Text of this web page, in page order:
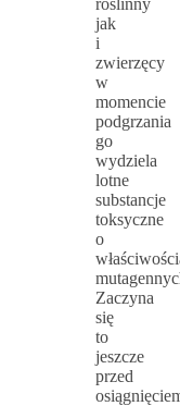
roślinny
jak
i
zwierzęcy
w
momencie
podgrzania
go
wydziela
lotne
substancje
toksyczne
o
Zaczyna
się
to
jeszcze
przed